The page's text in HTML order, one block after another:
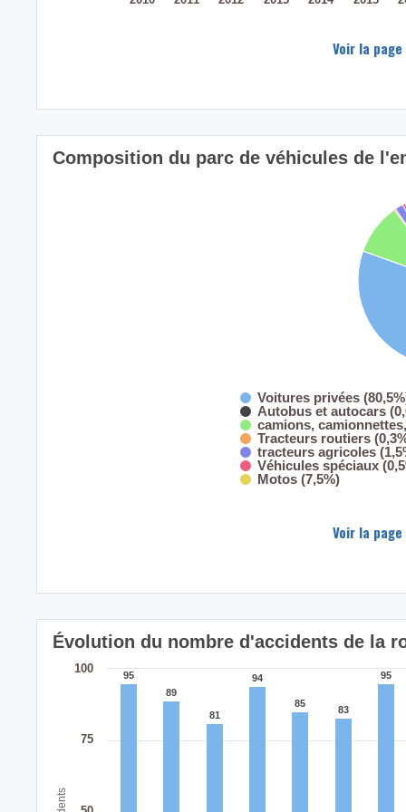
Voir la
Composition du parc de véhicules de
Voitures privées
Autobus et autocars
camions,
Tracteurs routiers
tracteurs agricoles
Véhicules spéciaux
Motos (7,5%)
Voir la
Évolution du nombre d'accidents de la
75
100 95
95
89
89
81
81
94
94
85
85
83
83
95
95